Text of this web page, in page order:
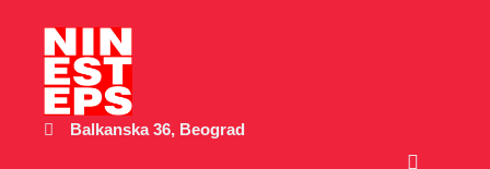
садржај
Balkanska 36, Beograd